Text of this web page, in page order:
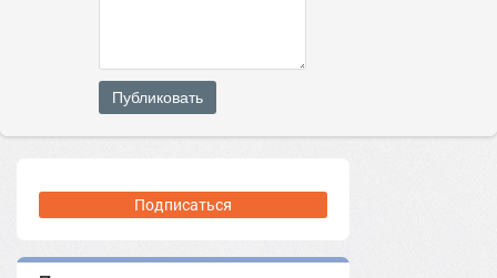
Публиковать
Подписаться